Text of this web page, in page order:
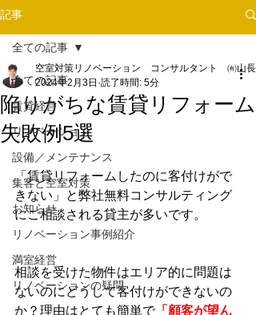
記事
全ての記事
賃貸経営
リノベーション
設備／メンテナンス
集客と空室対策
お知らせ
リノベーション事例紹介
満室経営
リノベーションの疑問
全ての記事
陥りがちな賃貸リフォーム
失敗例5選
空室対策リノベーション コンサルタント ㈲山長
2024年2月3日 読了時間: 5分
「賃貸リフォームしたのに客付けがで
きない」と弊社無料コンサルティング
にご相談される貸主が多いです。
相談を受けた物件はエリア的に問題は
ないのにどうして客付けができないの
か？理由はとても簡単で「顧客が望ん